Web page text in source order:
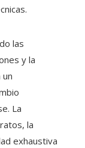
las
y la
La
la
exhaustiva